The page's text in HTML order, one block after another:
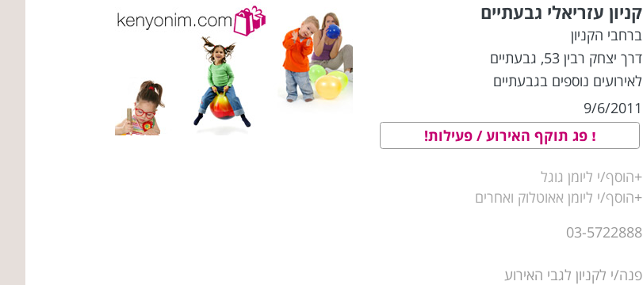
קניון עזריאלי גבעתיים
ברחבי הקניון
דרך יצחק רבין 53
, גבעתיים
לאירועים נוספים בגבעתיים
9/6/2011
פג תוקף האירוע / פעילות!
+הוסף/י ליומן גוגל
+הוסף/י ליומן אאוטלוק ואחרים
03-5722888
פנה/י לקניון לגבי האירוע